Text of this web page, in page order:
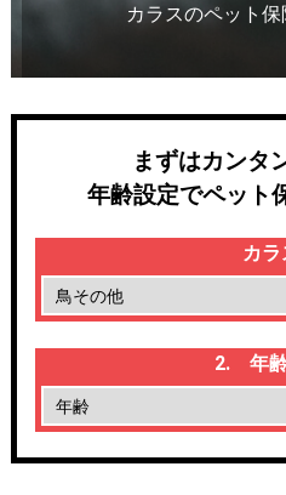
カラスのペット
まずはカンタ
年齢設定でペット
カラ
2. 年